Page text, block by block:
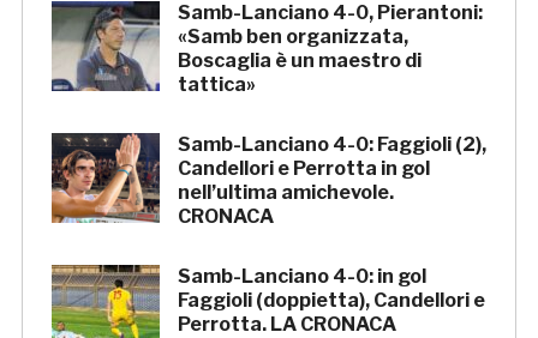
Samb-Lanciano 4-0, Pierantoni:
«Samb ben organizzata,
Boscaglia è un maestro di
tattica»
Samb-Lanciano 4-0: Faggioli (2),
Candellori e Perrotta in gol
nell’ultima amichevole.
CRONACA
Samb-Lanciano 4-0: in gol
Faggioli (doppietta), Candellori e
Perrotta. LA CRONACA